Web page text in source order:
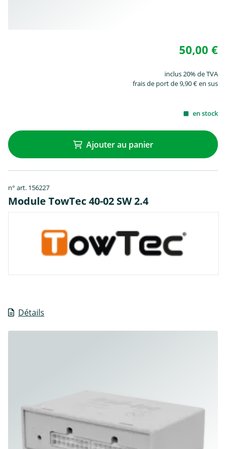
50,00 €
inclus 20% de TVA
frais de port de 9,90 € en sus
en stock
Ajouter au panier
n° art. 156227
Module TowTec 40-02 SW 2.4
Détails